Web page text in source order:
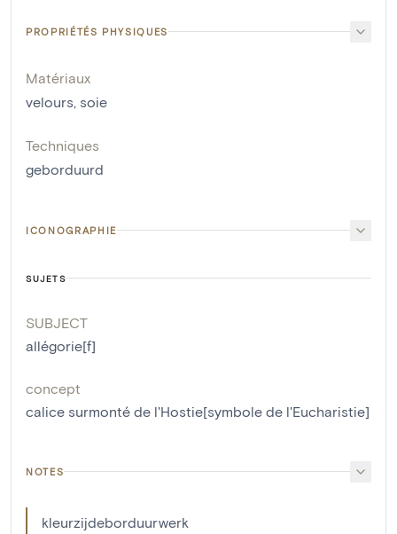
PROPRIÉTÉS PHYSIQUES
Matériaux
velours soie
Techniques
geborduurd
ICONOGRAPHIE
SUJETS
SUBJECT
allégorie[f]
concept
calice surmonté de l'Hostie[symbole de l'Eucharistie]
NOTES
kleurzijdeborduurwerk